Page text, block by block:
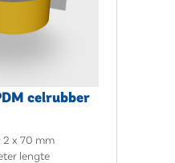
celrubber
x 70 mm
lengte